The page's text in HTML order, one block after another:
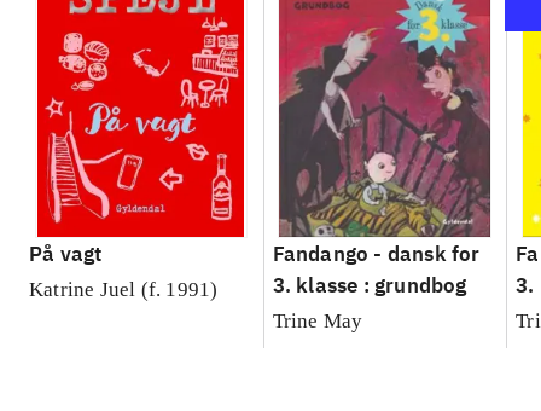
På vagt
Katrine Juel (f. 1991)
Fandango - dansk for
3. klasse : grundbog
Trine May
3.